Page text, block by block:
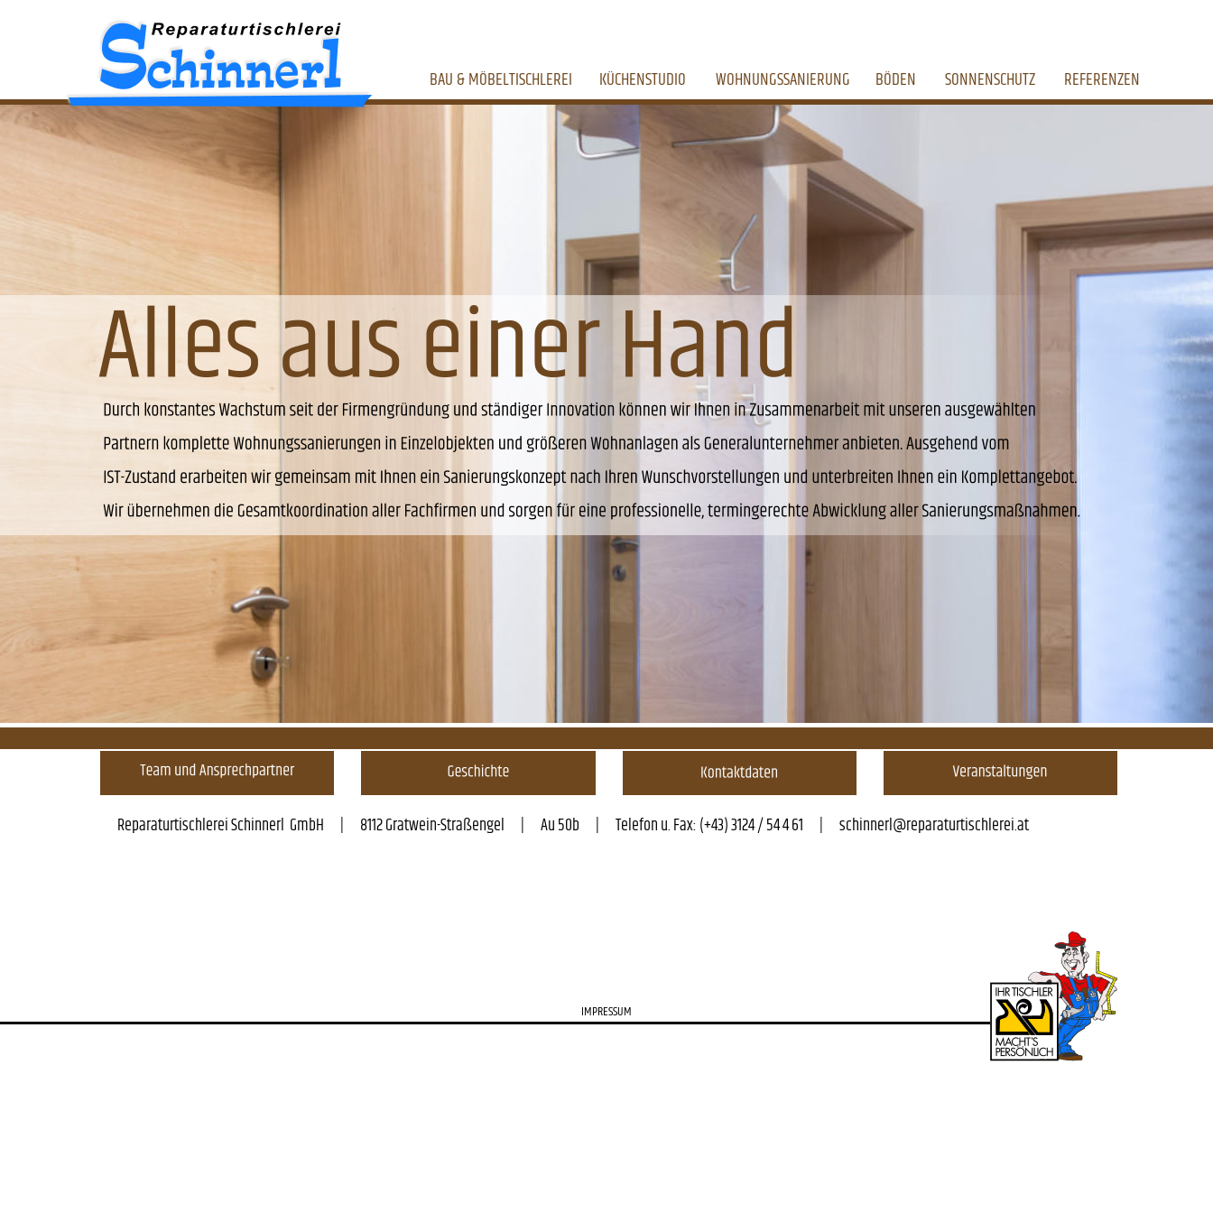
Reparaturtischlerei Schinnerl  GmbH      |      8112 Gratwein-Straßengel      |      Au 50b      |      Telefon u. Fax: (+43) 3124 / 54 4 61      | schinnerl@reparaturtischlerei.at
IMPRESSUM
WOHNUNGSSANIERUNG
KÜCHENSTUDIO
BAU & MÖBELTISCHLEREI SONNENSCHUTZ
BÖDEN REFERENZEN